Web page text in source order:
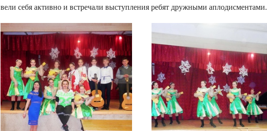
вели себя активно и встречали выступления ребят дружными аплодисментами.